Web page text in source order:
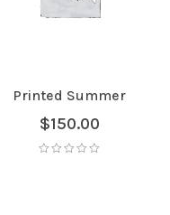
Printed Summer
$150.00